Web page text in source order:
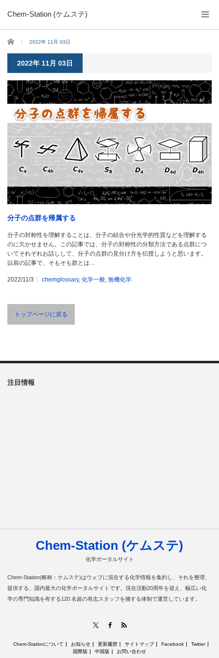
Chem-Station (ケムステ)
ホーム 2022年 11月 03日
2022年 11月 03日
分子の点群を帰属する
分子の対称性を理解することは、分子の結合や分光学的性質などを理解する
のに欠かせません。この記事では、分子の対称性の分類方法である点群につ
いてそれぞれお話しして、分子の点群の見分け方を伝授しようと思います。
以前の記事で、そもそも群とは…
2022/11/3 chemglossary, 化学一般, 無機化学
トップページに戻る
注目情報
Chem-Station (ケムステ)
化学ポータルサイト
Chem-Station(略称：ケムステ)はウェブに混在する化学情報を集約し、それを整理、
提供する、国内最大の化学ポータルサイトです。現在活動20周年を迎え、幅広い化
学の専門知識を有する120 名超の有志スタッフを擁する体制で運営しています。
Facebook
Chem-Stationについて お知らせ 更新履歴 サイトマップ Facebook
Twitter
国際版
中国版 お問い合わせ